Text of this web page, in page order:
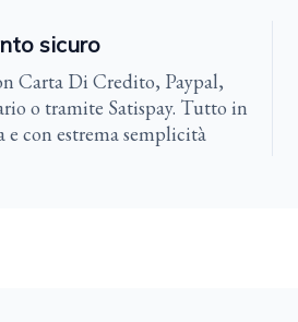
sicuro
Carta Di Credito, Paypal,
o tramite Satispay. Tutto in
e con estrema semplicità